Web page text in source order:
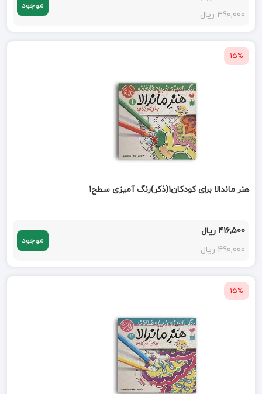
390,000 ریال
موجود
15%
هنر ماندالا برای کودکان1(ذکر)رنگ آمیزی سطح1
416,500 ریال
490,000 ریال
موجود
15%